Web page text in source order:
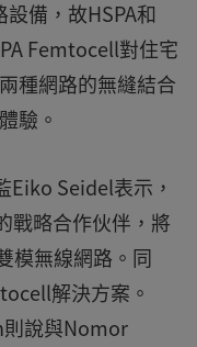
備，故HSPA和
Femtocell對住宅
種網路的無縫結合
驗。
Seidel表示，
戰略合作伙伴，將
模無線網路。同
解決方案。
說與Nomor